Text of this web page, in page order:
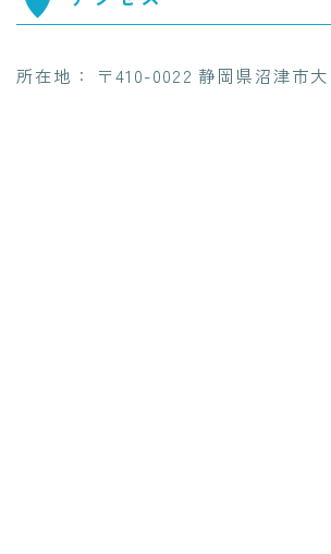
所在地： 〒410-0022 静岡県沼津市大